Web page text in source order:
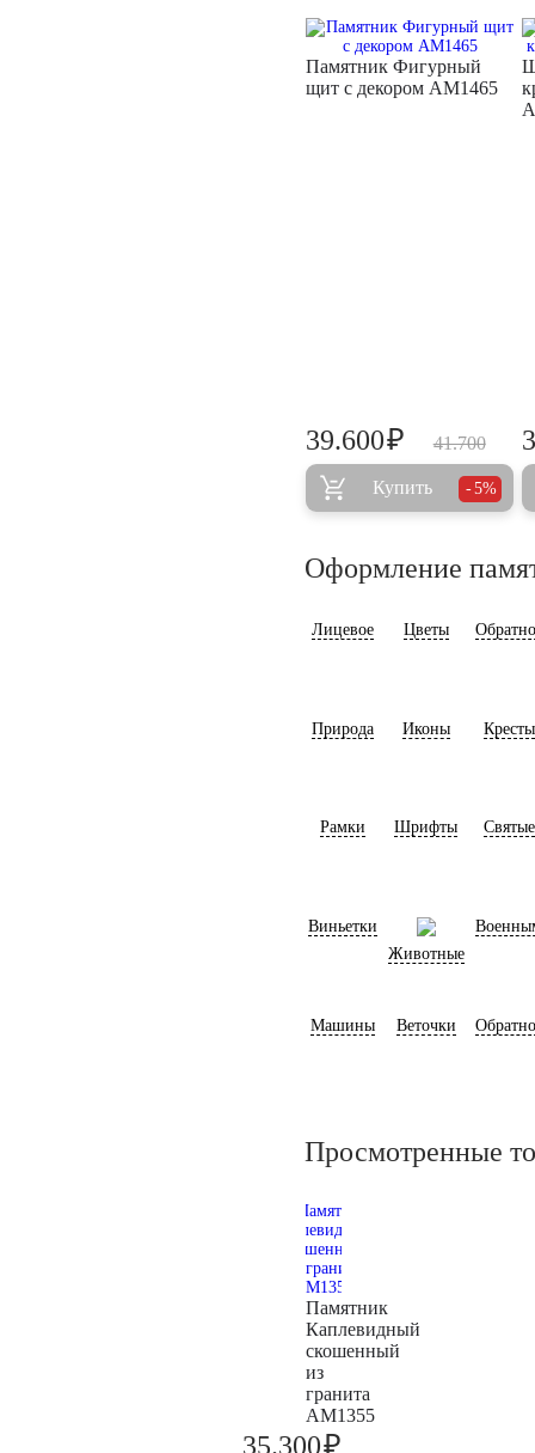
Памятник Фигурный
щит с декором AM1465
41.700
39.600₽
Купить 5%
Оформление
Лицевое Цветы
Природа Иконы Кресты
Рамки Шрифты Святые
Виньетки
Животные
Машины Веточки
Просмотренные
Памятник
Каплевидный
скошенный
из
гранита
AM1355
35.300₽